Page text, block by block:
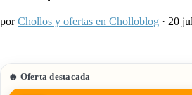
porChollos y ofertas en Cholloblog · 20
🔥 Oferta destacada